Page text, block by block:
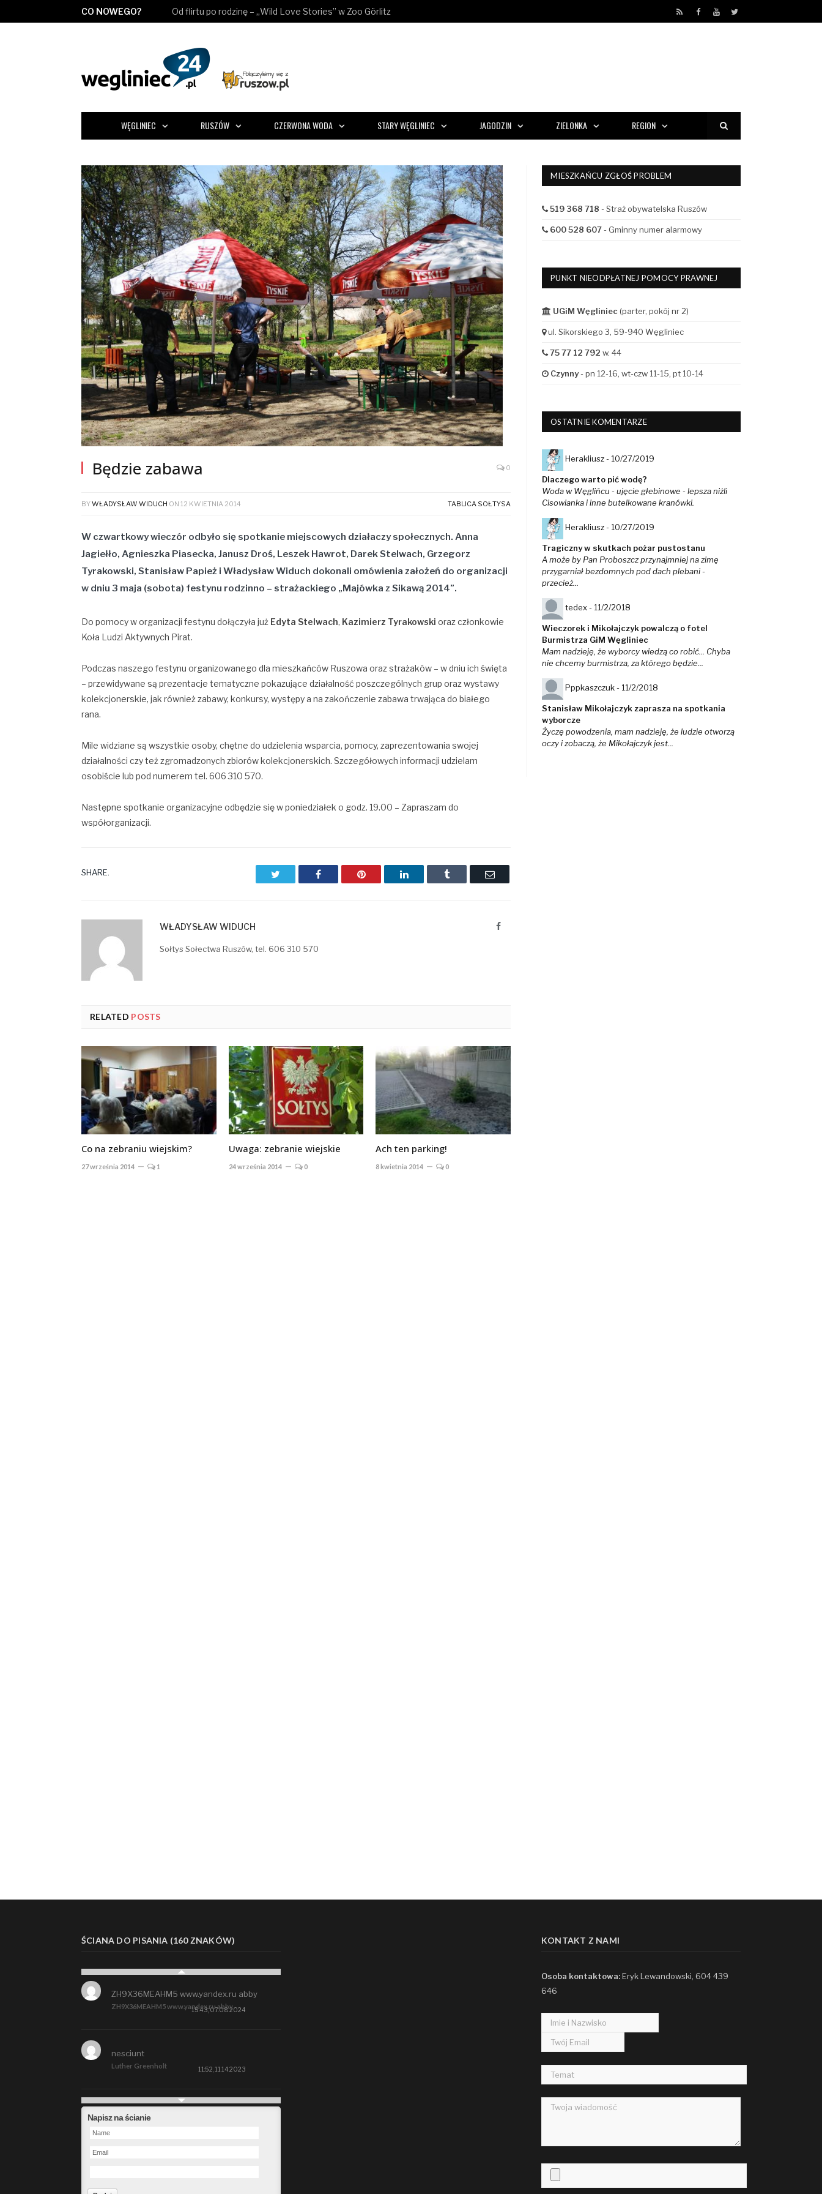
CO NOWEGO? Od flirtu po rodzinę – „Wild Love Stories” w Zoo Görlitz RSS Facebook
YouTube
Twitter
WĘGLINIEC RUSZÓW CZERWONA WODA STARY WĘGLINIEC JAGODZIN ZIELONKA REGION
Będzie zabawa 0
BYWŁADYSŁAW WIDUCH ON 12 KWIETNIA 2014 TABLICA SOŁTYSA
W czwartkowy wieczór odbyło się spotkanie miejscowych działaczy społecznych. Anna
Jagiełło, Agnieszka Piasecka, Janusz Droś, Leszek Hawrot, Darek Stelwach, Grzegorz
Tyrakowski, Stanisław Papież i Władysław Widuch dokonali omówienia założeń do organizacji
w dniu 3 maja (sobota) festynu rodzinno – strażackiego „Majówka z Sikawą 2014”.
Do pomocy w organizacji festynu dołączyła już Edyta Stelwach, Kazimierz Tyrakowski oraz członkowie
Koła Ludzi Aktywnych Pirat.
Podczas naszego festynu organizowanego dla mieszkańców Ruszowa oraz strażaków – w dniu ich święta
– przewidywane są prezentacje tematyczne pokazujące działalność poszczególnych grup oraz wystawy
kolekcjonerskie, jak również zabawy, konkursy, występy a na zakończenie zabawa trwająca do białego
rana.
Mile widziane są wszystkie osoby, chętne do udzielenia wsparcia, pomocy, zaprezentowania swojej
działalności czy też zgromadzonych zbiorów kolekcjonerskich. Szczegółowych informacji udzielam
osobiście lub pod numerem tel. 606 310 570.
Następne spotkanie organizacyjne odbędzie się w poniedziałek o godz. 19.00 – Zapraszam do
współorganizacji.
SHARE. TwitterFacebookPinterestLinkedInTumblr Email
WŁADYSŁAW WIDUCH Facebook
Sołtys Sołectwa Ruszów, tel. 606 310 570
RELATED POSTS
Co na zebraniu wiejskim?
27 września 2014 1
Uwaga: zebranie wiejskie
24 września 2014 0
Ach ten parking!
8 kwietnia 2014 0
MIESZKAŃCU ZGŁOŚ PROBLEM
519 368 718 - Straż obywatelska Ruszów
600 528 607- Gminny numer alarmowy
PUNKT NIEODPŁATNEJ POMOCY PRAWNEJ
UGiM Węgliniec (parter, pokój nr 2)
ul. Sikorskiego 3, 59-940 Węgliniec
75 77 12 792 w. 44
Czynny- pn 12-16, wt-czw 11-15, pt 10-14
OSTATNIE KOMENTARZE
Herakliusz - 10/27/2019
Dlaczego warto pić wodę?
Woda w Węglińcu - ujęcie głebinowe - lepsza niżli
Cisowianka i inne butelkowane kranówki.
Herakliusz - 10/27/2019
Tragiczny w skutkach pożar pustostanu
A może by Pan Proboszcz przynajmniej na zimę
przygarniał bezdomnych pod dach plebani -
przecież...
tedex - 11/2/2018
Wieczorek i Mikołajczyk powalczą o fotel
Burmistrza GiM Węgliniec
Mam nadzieję, że wyborcy wiedzą co robić... Chyba
nie chcemy burmistrza, za którego będzie...
Pppkaszczuk - 11/2/2018
Stanisław Mikołajczyk zaprasza na spotkania
wyborcze
Życzę powodzenia, mam nadzieję, że ludzie otworzą
oczy i zobaczą, że Mikołajczyk jest...
ŚCIANA DO PISANIA (160 ZNAKÓW)
ZH9X36MEAHM5 www.yandex.ru abby
ZH9X36MEAHM5 www.yandex.ru abby
15:43, 07.08.2024
Luther Greenholt
nesciunt
11:52, 11.14.2023
Future
Napisz na ścianie
KONTAKT Z NAMI
Osoba kontaktowa:Eryk Lewandowski, 604 439
646